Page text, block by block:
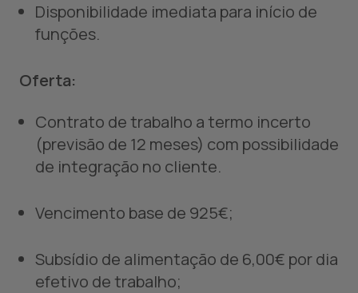
Disponibilidade imediata para início de
funções.
Oferta:
Contrato de trabalho a termo incerto
(previsão de 12 meses) com possibilidade
de integração no cliente.
Vencimento base de 925€;
Subsídio de alimentação de 6,00€ por dia
efetivo de trabalho;